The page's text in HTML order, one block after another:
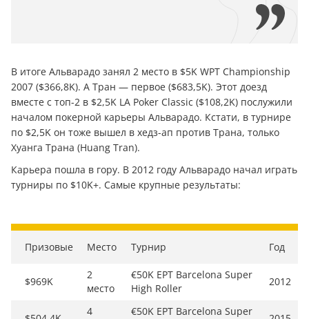
В итоге Альварадо занял 2 место в $5K WPT Championship
2007 ($366,8K). А Тран — первое ($683,5K). Этот доезд
вместе с топ-2 в $2,5K LA Poker Classic ($108,2K) послужили
началом покерной карьеры Альварадо. Кстати, в турнире
по $2,5K он тоже вышел в хедз-ап против Трана, только
Хуанга Трана (Huang Tran).
Карьера пошла в гору. В 2012 году Альварадо начал играть
турниры по $10K+. Самые крупные результаты:
Призовые Место Турнир Год
$969K
2
место
€50K EPT Barcelona Super
High Roller
2012
4
€50K EPT Barcelona Super